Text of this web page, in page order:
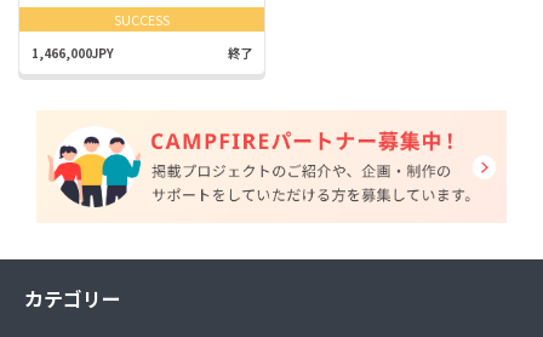
SUCCESS
1,466,000JPY 終了
カテゴリー